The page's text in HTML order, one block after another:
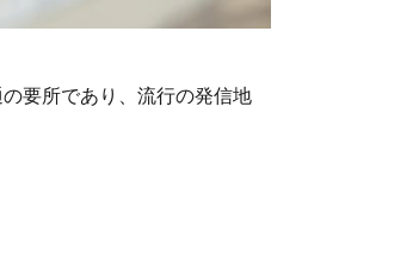
要所であり、流行の発信地
民と訪れる人の健康を守る医療現場の最前線” の